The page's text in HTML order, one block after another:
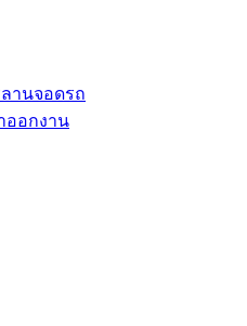
านจอดรถ
ออกงาน